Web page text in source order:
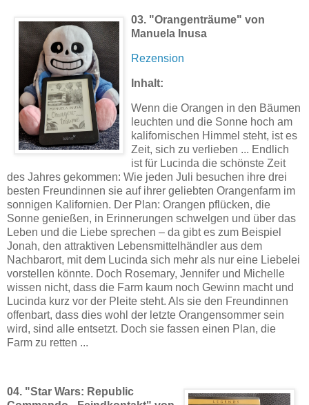
03. "Orangenträume" von
Manuela Inusa
Rezension
Inhalt:
Wenn die Orangen in den Bäumen
leuchten und die Sonne hoch am
kalifornischen Himmel steht, ist es
Zeit, sich zu verlieben ... Endlich
ist für Lucinda die schönste Zeit
des Jahres gekommen: Wie jeden Juli besuchen ihre drei
besten Freundinnen sie auf ihrer geliebten Orangenfarm im
sonnigen Kalifornien. Der Plan: Orangen pflücken, die
Sonne genießen, in Erinnerungen schwelgen und über das
Leben und die Liebe sprechen – da gibt es zum Beispiel
Jonah, den attraktiven Lebensmittelhändler aus dem
Nachbarort, mit dem Lucinda sich mehr als nur eine Liebelei
vorstellen könnte. Doch Rosemary, Jennifer und Michelle
wissen nicht, dass die Farm kaum noch Gewinn macht und
Lucinda kurz vor der Pleite steht. Als sie den Freundinnen
offenbart, dass dies wohl der letzte Orangensommer sein
wird, sind alle entsetzt. Doch sie fassen einen Plan, die
Farm zu retten ...
04. "Star Wars: Republic